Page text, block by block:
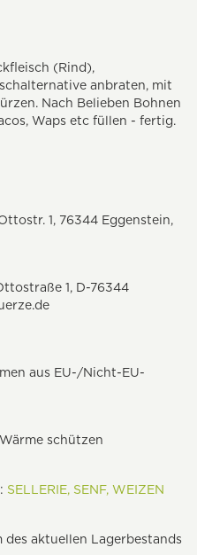
(Rind),
anbraten, mit
Nach Belieben Bohnen
Waps etc füllen - fertig.
1, 76344 Eggenstein,
1, D-76344
aus EU-/Nicht-EU-
schützen
SELLERIE, SENF, WEIZEN
aktuellen Lagerbestands